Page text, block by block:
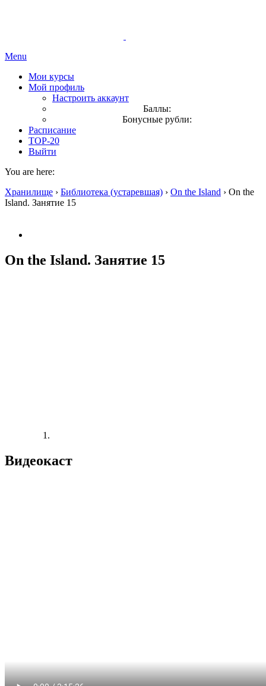
Menu
Мои курсы
Мой профиль
Настроить аккаунт
Баллы:
Бонусные рубли:
Расписание
TOP-20
Выйти
You are here:
Хранилище › Библиотека (устаревшая) › On the Island › On the
Island. Занятие 15
On the Island. Занятие 15
Видеокаст